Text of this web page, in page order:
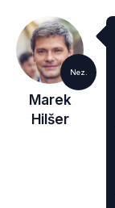
Nez.
Marek
Hilšer